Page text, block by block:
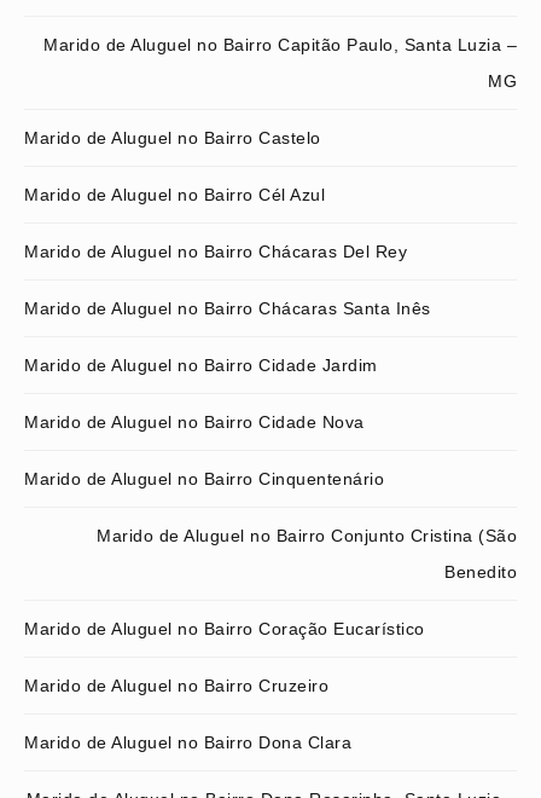
Marido de Aluguel no Bairro Capitão Paulo, Santa Luzia –
MG
Marido de Aluguel no Bairro Castelo
Marido de Aluguel no Bairro Cél Azul
Marido de Aluguel no Bairro Chácaras Del Rey
Marido de Aluguel no Bairro Chácaras Santa Inês
Marido de Aluguel no Bairro Cidade Jardim
Marido de Aluguel no Bairro Cidade Nova
Marido de Aluguel no Bairro Cinquentenário
Marido de Aluguel no Bairro Conjunto Cristina (São
Benedito
Marido de Aluguel no Bairro Coração Eucarístico
Marido de Aluguel no Bairro Cruzeiro
Marido de Aluguel no Bairro Dona Clara